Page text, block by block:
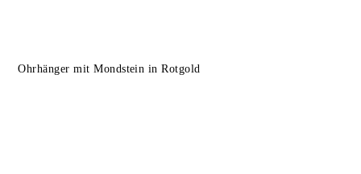
Ohrhänger mit Mondstein in Rotgold